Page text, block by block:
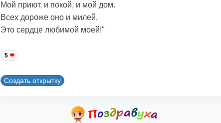
Мой приют, и покой, и мой дом.
Всех дороже оно и милей,
Это сердце любимой моей!"
5
Создать открытку